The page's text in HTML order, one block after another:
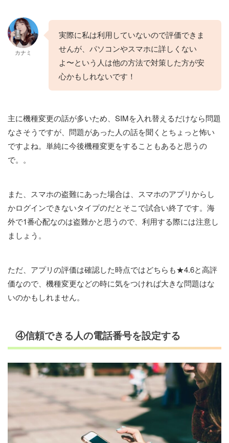
カナミ
実際に私は利用していないので評価できま
せんが、パソコンやスマホに詳しくない
よ〜という人は他の方法で対策した方が安
心かもしれないです！
主に機種変更の話が多いため、SIMを入れ替えるだけなら問題
なさそうですが、問題があった人の話を聞くとちょっと怖い
ですよね。単純に今後機種変更をすることもあると思うの
で。。
また、スマホの盗難にあった場合は、スマホのアプリからし
かログインできないタイプのだとそこで試合い終了です。海
外で1番心配なのは盗難かと思うので、利用する際には注意し
ましょう。
ただ、アプリの評価は確認した時点ではどちらも★4.6と高評
価なので、機種変更などの時に気をつければ大きな問題はな
いのかもしれません。
④信頼できる人の電話番号を設定する